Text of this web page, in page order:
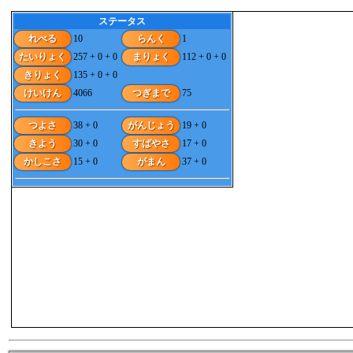
ステータス
れべる
10 らんく
1
たいりょく
257 + 0 + 0 まりょく
112 + 0 + 0
きりょく
135 + 0 + 0
けいけん
4066 つぎまで 75
つよさ 38 + 0 がんじょう
19 + 0
きよう
30 + 0 すばやさ
17 + 0
かしこさ
15 + 0 がまん 37 + 0